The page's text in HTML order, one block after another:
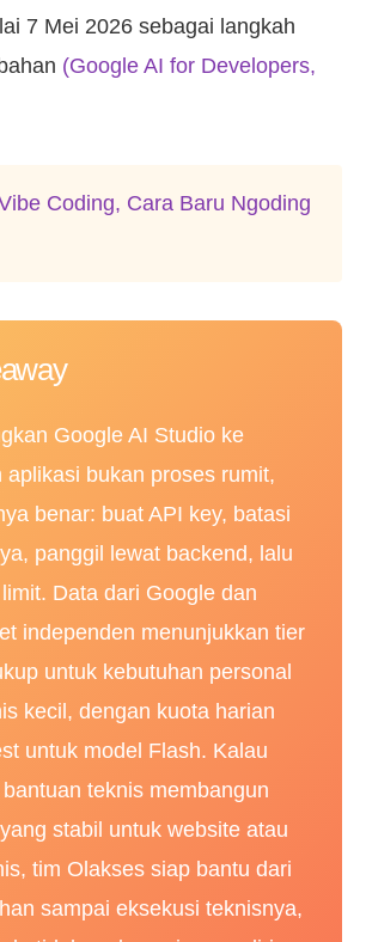
7 Mei 2026 sebagai langkah
(Google AI for Developers,
Coding, Cara Baru Ngoding
Google AI Studio ke
aplikasi bukan proses rumit,
benar: buat API key, batasi
panggil lewat backend, lalu
Data dari Google dan
independen menunjukkan tier
untuk kebutuhan personal
kecil, dengan kuota harian
untuk model Flash. Kalau
teknis membangun
stabil untuk website atau
tim Olakses siap bantu dari
sampai eksekusi teknisnya,